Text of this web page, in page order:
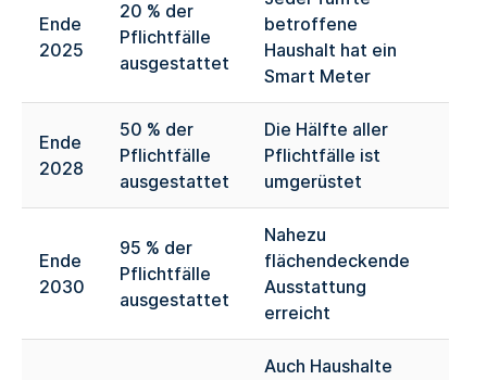
Ende
2025
20 % der
Pflichtfälle
ausgestattet
betroffene
Haushalt hat ein
Smart Meter
Ende
2028
50 % der
Pflichtfälle
ausgestattet
Die Hälfte aller
Pflichtfälle ist
umgerüstet
Ende
2030
95 % der
Pflichtfälle
ausgestattet
Nahezu
flächendeckende
Ausstattung
erreicht
Auch Haushalte